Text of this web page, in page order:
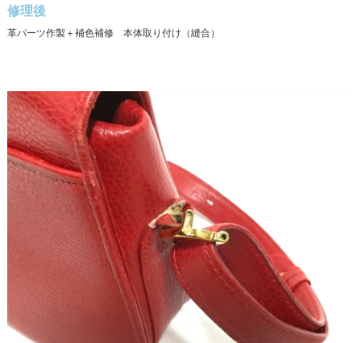
修理後
革パーツ作製＋補色補修 本体取り付け（縫合）